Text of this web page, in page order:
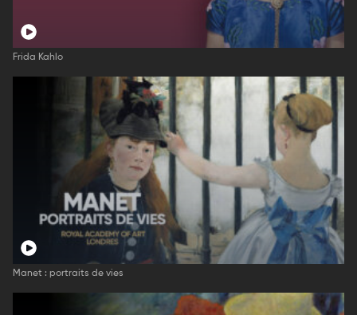
Frida Kahlo
Manet : portraits de vies